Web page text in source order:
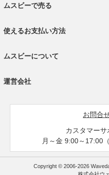
ムスビーで売る
使えるお支払い方法
ムスビーについて
運営会社
お問合
カスタマーサ
月～金 9:00～17:00
Copyright © 2006-2026